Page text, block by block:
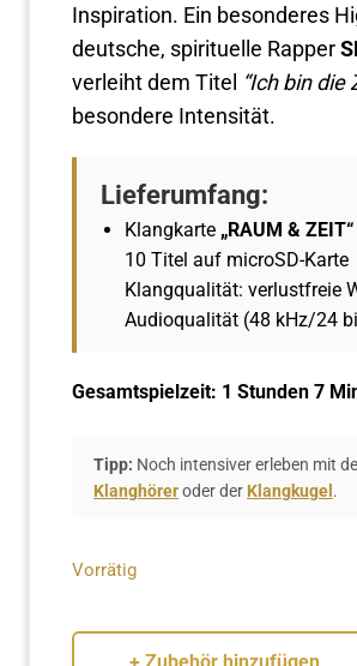
Inspiration. Ein besonderes
deutsche, spirituelle Rapper
verleiht dem Titel “Ich bin die
besondere Intensität.
Lieferumfang:
Klangkarte „RAUM & ZEIT“
10 Titel auf microSD-Karte
Klangqualität: verlustfreie
Audioqualität (48 kHz/24
Gesamtspielzeit: 1 Stunden 7
Tipp: Noch intensiver erleben mit
Klanghöreroder der Klangkugel .
Vorrätig
+ Zubehör hinzufügen